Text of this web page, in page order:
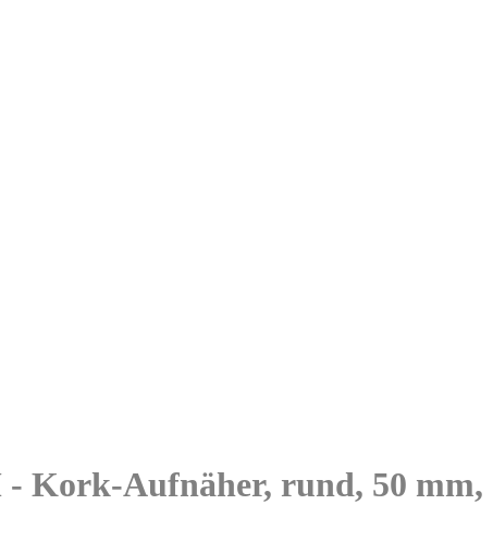
- Kork-Aufnäher, rund, 50 mm,